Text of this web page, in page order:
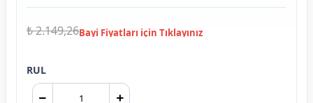
₺ 2.149,26
RUL